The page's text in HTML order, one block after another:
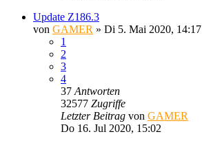
Update Z186.3
von GAMER » Di 5. Mai 2020, 14:17
1
2
3
4
37 Antworten
32577 Zugriffe
Letzter Beitrag von GAMER
Do 16. Jul 2020, 15:02